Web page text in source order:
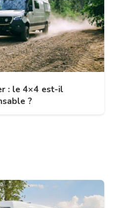
: le 4×4 est-il
?